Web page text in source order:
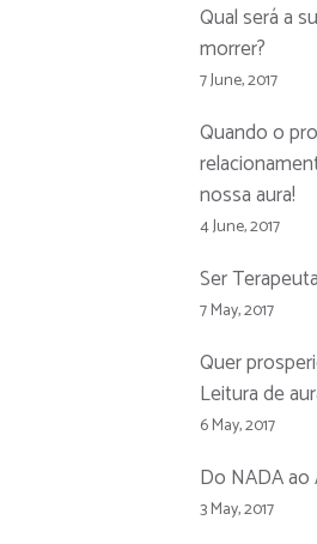
Qual será a
morrer?
7 June, 2017
Quando o
nossa aura!
4 June, 2017
Ser
7 May, 2017
Quer
Leitura de
6 May, 2017
Do NADA ao
3 May, 2017